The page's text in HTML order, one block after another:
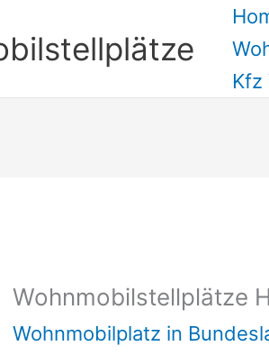
Kfz
Wohnmobilstellplätze
Wohnmobilplatz in